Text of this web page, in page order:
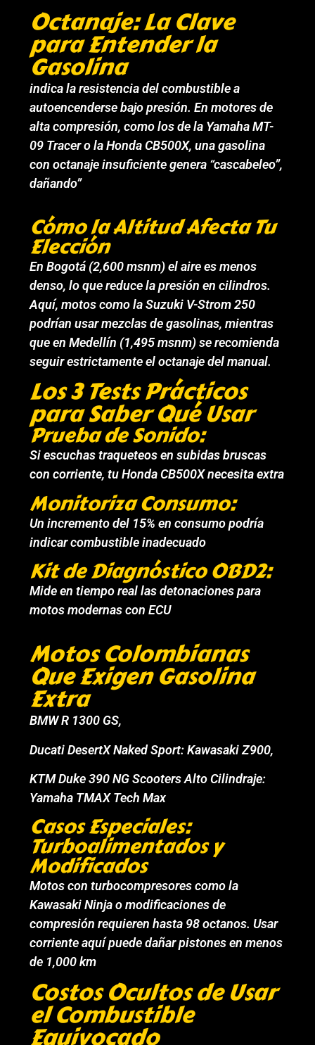
Octanaje: La Clave
para Entender la
Gasolina
indica la resistencia del combustible a
autoencenderse bajo presión. En motores de
alta compresión, como los de la Yamaha MT-
09 Tracer o la Honda CB500X, una gasolina
con octanaje insuficiente genera “cascabeleo”,
dañando”
Cómo la Altitud Afecta Tu
Elección
En Bogotá (2,600 msnm) el aire es menos
denso, lo que reduce la presión en cilindros.
Aquí, motos como la Suzuki V-Strom 250
podrían usar mezclas de gasolinas, mientras
que en Medellín (1,495 msnm) se recomienda
seguir estrictamente el octanaje del manual.
Los 3 Tests Prácticos
para Saber Qué Usar
Prueba de Sonido:
Si escuchas traqueteos en subidas bruscas
con corriente, tu Honda CB500X necesita extra
Monitoriza Consumo:
Un incremento del 15% en consumo podría
indicar combustible inadecuado
Kit de Diagnóstico OBD2:
Mide en tiempo real las detonaciones para
motos modernas con ECU
Motos Colombianas
Que Exigen Gasolina
Extra
BMW R 1300 GS,
Ducati DesertX Naked Sport: Kawasaki Z900,
KTM Duke 390 NG Scooters Alto Cilindraje:
Yamaha TMAX Tech Max
Casos Especiales:
Turboalimentados y
Modificados
Motos con turbocompresores como la
Kawasaki Ninja o modificaciones de
compresión requieren hasta 98 octanos. Usar
corriente aquí puede dañar pistones en menos
de 1,000 km
Costos Ocultos de Usar
el Combustible
Equivocado